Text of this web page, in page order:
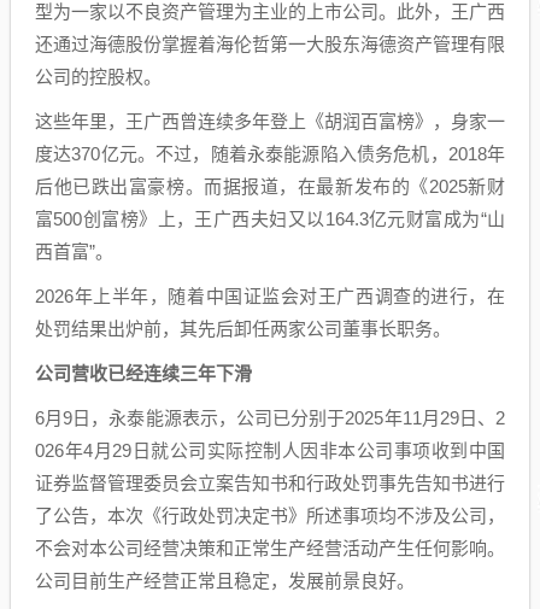
型为一家以不良资产管理为主业的上市公司。此外，王广西
还通过海德股份掌握着海伦哲第一大股东海德资产管理有限
公司的控股权。
这些年里，王广西曾连续多年登上《胡润百富榜》，身家一
度达370亿元。不过，随着永泰能源陷入债务危机，2018年
后他已跌出富豪榜。而据报道，在最新发布的《2025新财
富500创富榜》上，王广西夫妇又以164.3亿元财富成为“山
西首富”。
2026年上半年，随着中国证监会对王广西调查的进行，在
处罚结果出炉前，其先后卸任两家公司董事长职务。
公司营收已经连续三年下滑
6月9日，永泰能源表示，公司已分别于2025年11月29日、2
026年4月29日就公司实际控制人因非本公司事项收到中国
证券监督管理委员会立案告知书和行政处罚事先告知书进行
了公告，本次《行政处罚决定书》所述事项均不涉及公司，
不会对本公司经营决策和正常生产经营活动产生任何影响。
公司目前生产经营正常且稳定，发展前景良好。